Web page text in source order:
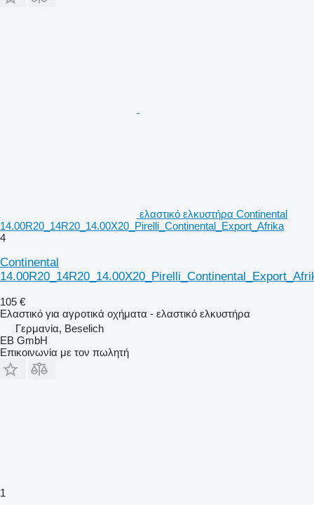
ελαστικό ελκυστήρα Continental
14.00R20_14R20_14.00X20_Pirelli_Continental_Export_Afrika
4
Continental
105 €
Ελαστικό για αγροτικά οχήματα - ελαστικό ελκυστήρα
Γερμανία, Beselich
EB GmbH
Επικοινωνία με τον πωλητή
1